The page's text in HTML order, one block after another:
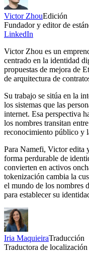
Victor ZhouEdición
Fundador y editor de
LinkedIn
Victor Zhou es un
centrado en la identidad
propuestas de mejora de
de arquitectura de
Su trabajo se sitúa en la
los sistemas que las
internet. Esa perspectiva
los nombres transitan
reconocimiento público y
Para Namefi, Victor edita
forma perdurable de
convierten en activos
tokenización cambia la
el mundo de los nombres
para establecer su
Iria MaquieiraTraducción
Traductora de